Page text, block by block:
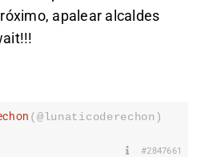
apalear alcaldes
(@lunaticoderechon)
#2847661